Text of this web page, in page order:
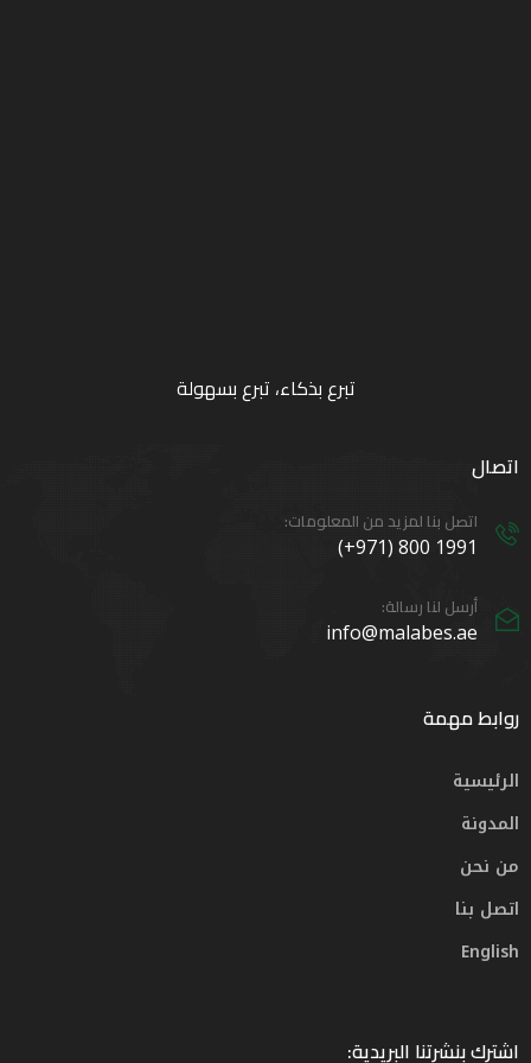
تبرع بذكاء، تبرع بسهولة
اتصال
اتصل بنا لمزيد من المعلومات:
1991 800 (971+)
أرسل لنا رسالة:
info@malabes.ae
روابط مهمة
الرئيسية
المدونة
من نحن
اتصل بنا
English
اشترك بنشرتنا البريدية: